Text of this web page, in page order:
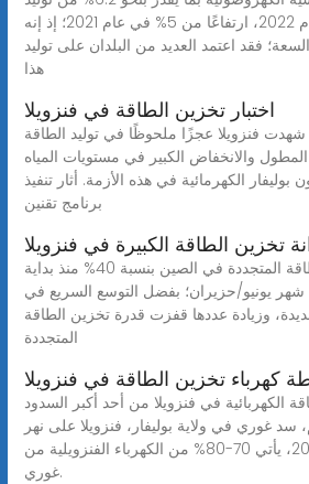
الكهرباء في العالم في عام 2022، ارتفاعًا من 5% في عام 2021؛ إذ إنه
فقد اعتمد العديد من البلدان على توليد
هذا
اختبار تخزين الطاقة في فنزويلا
شهدت فنزويلا عجزًا ملحوظًا في توليد الطاقة
والانخفاض الكبير في مستويات المياه
الكهرمائية في هذه الأزمة. أثار تنفيذ
برنامج تقنين
تخزين الطاقة الكبيرة في فنزويلا
قفزت قدرة تخزين الطاقة المتجددة في الصين بنسبة 40% منذ بداية
شهر يونيو/حزيران؛ بفضل التوسع السريع في
وزيادة عددها قفزت قدرة تخزين الطاقة
المتجددة
كهرباء تخزين الطاقة في فنزويلا
الكهربائية في فنزويلا من أحد أكبر السدود
سد غوري في ولاية بوليفار، فنزويلا على نهر
كاروني؛ اعتبارًا من 2019، يأتي 70-80% من الكهرباء الفنزويلية من
غوري.